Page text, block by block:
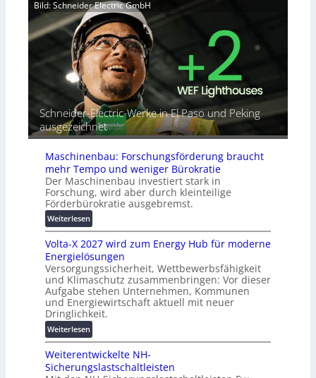
a
h
e
A
u
t
o
m
a
t
i
i
e
r
u
n
g
s
l
ö
s
u
n
g
e
n
t
o
r
i
a
r
i
h
e
r
b
i
n
d
e
t
G
e
r
ä
e
s
c
h
u
t
z
u
n
d
d
i
g
i
t
a
l
Bild: Schneider Electric GmbH
Schneider-Electric-Werke in El Paso und Peking
ausgezeichnet
Maschinenbau: Forschungsförderung braucht
mehr Tempo und weniger Bürokratie
Der Maschinenbau investiert stark in
Forschung, wird aber durch kleinteilige
Förderbürokratie ausgebremst.
Weiterlesen:
M
a
s
c
h
i
n
e
n
b
a
u
Volta-X 2027 wird zum Energy Hub für moderne
Energielösungen
Versorgungssicherheit, Wettbewerbsfähigkeit
und Klimaschutz zusammenbringen: Vor dieser
Aufgabe stehen Unternehmen, Kommunen
und Energiewirtschaft aktuell mit neuer
Dringlichkeit.
Weiterlesen:
V
o
l
Weiterentwickelte NH-
Sicherungslastschaltleisten